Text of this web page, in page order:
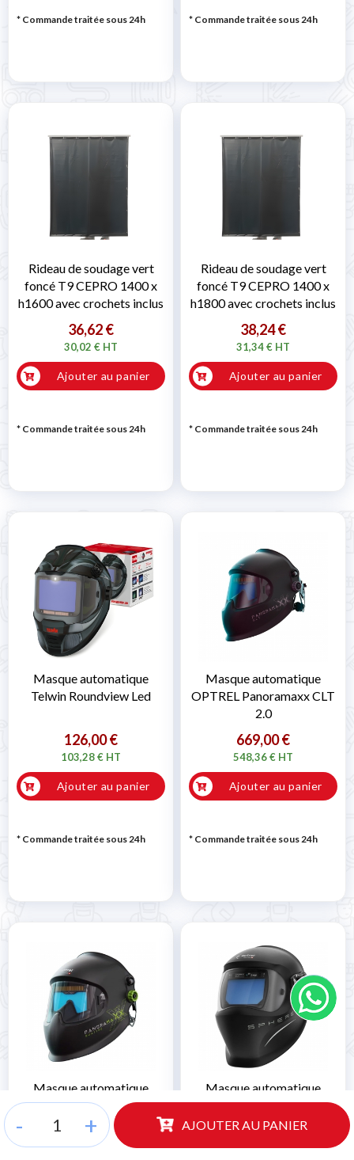
- + AJOUTER AU PANIER
* Commande traitée sous 24h * Commande traitée sous 24h
Rideau de soudage vert
foncé T9 CEPRO 1400 x
h1600 avec crochets inclus
36,62 €
30,02 € HT
Ajouter au panier
* Commande traitée sous 24h
Rideau de soudage vert
foncé T9 CEPRO 1400 x
h1800 avec crochets inclus
38,24 €
31,34 € HT
Ajouter au panier
* Commande traitée sous 24h
Masque automatique
Telwin Roundview Led
126,00 €
103,28 € HT
Ajouter au panier
* Commande traitée sous 24h
Masque automatique
OPTREL Panoramaxx CLT
2.0
669,00 €
548,36 € HT
Ajouter au panier
* Commande traitée sous 24h
Masque automatique
OPTREL Panoramaxx
QUATTRO
619,00 €
Masque automatique
OPTREL SPHERE-X CLT
599,00 €